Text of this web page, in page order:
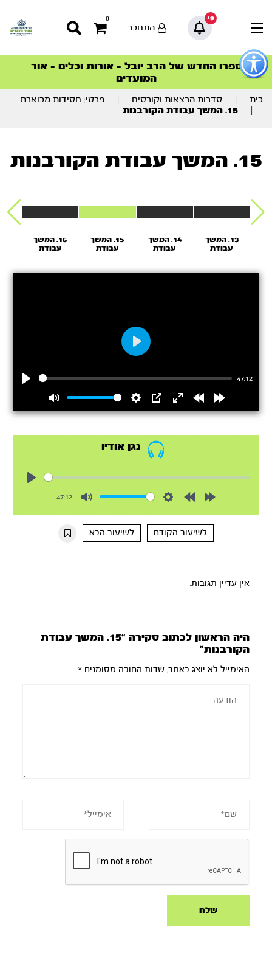
כפתור
לפתיחת
תפריט
9+
0
התחבר
סדרות הפודקאסטים
הסדרה המובילה החודש – דרך המלך
ספרו החדש של הרב יובל – אורות וכלים – אור
המועדים
הצטרפו למהפכת הבריאות הטבעית >
סדרות הפודקאסטים
הסדרה המובילה החודש – דרך המלך
תוכן
מרכזי
בית סדרות הרצאות וקורסים
פרטי: חסידות מבוארת
15. המשך עבודת הקורבנות
15. המשך עבודת הקורבנות
13. המשך
עבודת
14. המשך
עבודת
15. המשך
עבודת
16. המשך
עבודת
47:12
Mute Settings
PIP
EnterRewindForward
Play
נגן אודיו
47:12
10s
10s
לשיעור הקודם
לשיעור הבא
אין עדיין תגובות.
היה הראשון לכתוב סקירה “15. המשך עבודת
הקורבנות”
האימייל לא יוצג באתר. שדות החובה מסומנים*